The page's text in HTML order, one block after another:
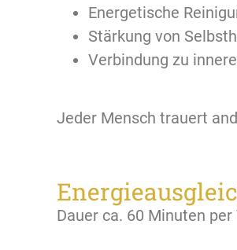
Energetische
Stärkung von
Verbindung zu
Jeder Mensch trauert
Dauer ca. 60 Minuten